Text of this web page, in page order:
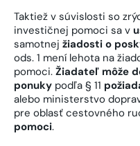
Taktiež v súvislosti so
investičnej pomoci sa v
samotnej žiadosti o
ods. 1 mení lehota na
pomoci. Žiadateľ môže
ponuky podľa § 11
alebo ministerstvo
pre oblasť cestovného
pomoci.